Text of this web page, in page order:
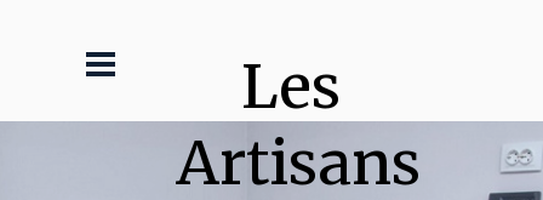
Les
Artisans